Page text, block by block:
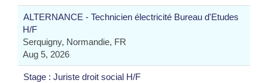
ALTERNANCE - Technicien électricité Bureau d'Etudes
H/F
Serquigny, Normandie, FR
Aug 5, 2026
Stage : Juriste droit social H/F